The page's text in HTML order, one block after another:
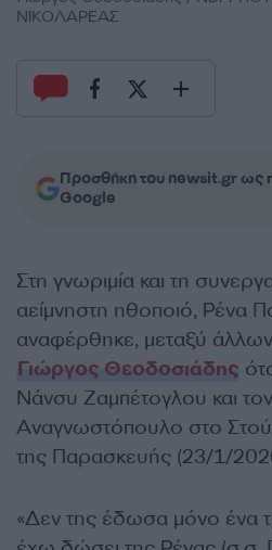
ΝΙΚΟΛΑΡΕΑΣ
Προσθήκη του newsit.gr ως
Google
Στη γνωριμία και τη
αείμνηστη ηθοποιό, Ρένα
αναφέρθηκε, μεταξύ
Γιώργος Θεοδοσιάδης
Νάνσυ Ζαμπέτογλου και
Αναγνωστόπουλο στο
της Παρασκευής (23/1/
«Δεν της έδωσα μόνο ένα